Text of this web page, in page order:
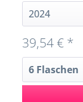
39,54 € *